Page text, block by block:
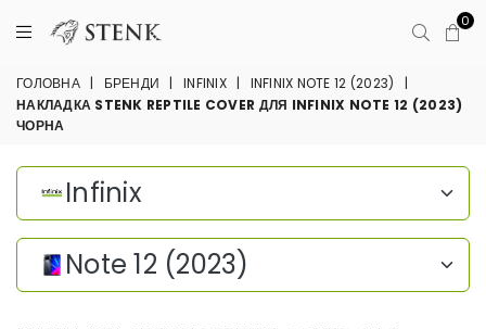
0
ГОЛОВНА | БРЕНДИ | INFINIX | INFINIX NOTE 12 (2023)
|
НАКЛАДКА STENK REPTILE COVER ДЛЯ INFINIX NOTE 12 (2023)
ЧОРНА
Infinix
Note 12 (2023)